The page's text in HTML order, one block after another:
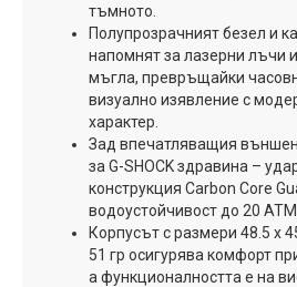
тъмното.
Полупрозрачният безел и
напомнят за лазерни лъчи
мъгла, превръщайки
визуално изявление с
характер.
Зад впечатляващия
за G-SHOCK здравина –
конструкция Carbon Core
водоустойчивост до 20 АТМ.
Корпусът с размери 48.5 х
51 гр осигурява комфорт
а функционалността е на